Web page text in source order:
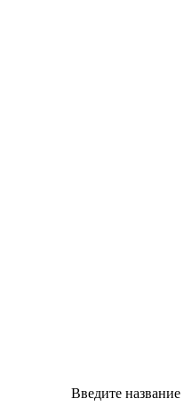
Введите название